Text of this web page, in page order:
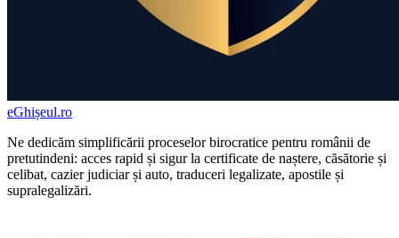
eGhișeul.ro
Ne dedicăm simplificării proceselor birocratice pentru românii de
pretutindeni: acces rapid și sigur la certificate de naștere, căsătorie și
celibat, cazier judiciar și auto, traduceri legalizate, apostile și
supralegalizări.